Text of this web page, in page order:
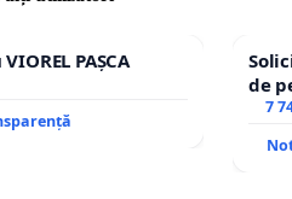
PAȘCA
de
7